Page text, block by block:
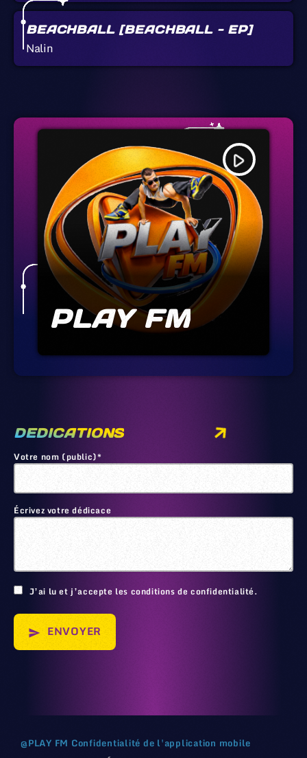
BEACHBALL [BEACHBALL - EP]
Nalin
play_arrow
PLAY FM
DEDICATIONS
Votre nom (public)*
Écrivez votre dédicace
J’ai lu et j’accepte les conditions de confidentialité.
send ENVOYER
@PLAY FM Confidentialité de l'application mobile